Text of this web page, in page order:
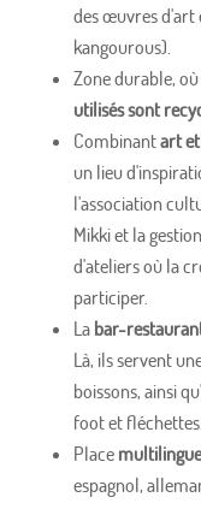
des œuvres d'art
kangourous).
Zone durable,
utilisés sont
Combinantart
un lieu
l'association
Mikki et la
d'ateliers où la
participer.
La bar-
Là, ils servent
boissons, ainsi
foot et fléchettes.
Place multilingue
espagnol,